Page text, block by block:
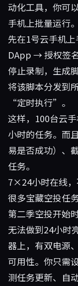
动化工具，你可
手机上批量运行
先在1号云手机
DApp → 授权签
停止录制，生成脚
将该脚本分发到
“定时执行”。
这样，100台云
小时的任务。而
易是否成功）、
任务。
7×24小时在线，
很多宝藏空投任
第二季空投开始
无法做到24小时
器上，有双电源
可用性。你只需
测任务更新、自